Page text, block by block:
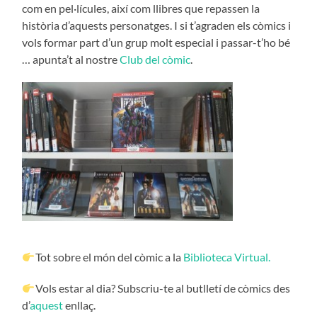
com en pel·lícules, així com llibres que repassen la
història d’aquests personatges. I si t’agraden els còmics i
vols formar part d’un grup molt especial i passar-t’ho bé
… apunta’t al nostreClub del còmic
Tot sobre el món del còmic a la Biblioteca Virtual.
Vols estar al dia? Subscriu-te al butlletí de còmics des
d’aquestenllaç.